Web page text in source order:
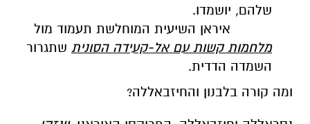
שלהם, יושמדו.
איראן השיעית המוחלשת תעמוד מול
מלחמות קשות עם אל-קעידה הסונית שתגרור
השמדה הדדית.
ומה קורה בלבנון והחיזבאללה?